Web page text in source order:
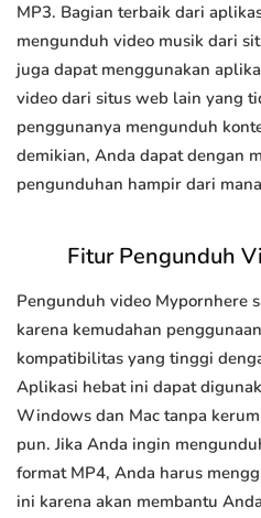
MP3. Bagian terbaik dari
mengunduh video musik dari
juga dapat menggunakan
video dari situs web lain yang
penggunanya mengunduh
demikian, Anda dapat dengan
pengunduhan hampir dari
Fitur Pengunduh
Pengunduh video Mypornhere
karena kemudahan
kompatibilitas yang tinggi
Aplikasi hebat ini dapat
Windows dan Mac tanpa
pun. Jika Anda ingin
format MP4, Anda harus
ini karena akan membantu